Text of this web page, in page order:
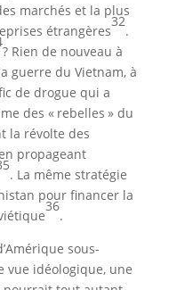
marchés et la plus
étrangères
32
.
? Rien de nouveau à
guerre du Vietnam, à
de drogue qui a
des « rebelles » du
la révolte des
propageant
. La même stratégie
pour financer la
36
.
sous-
vue idéologique, une